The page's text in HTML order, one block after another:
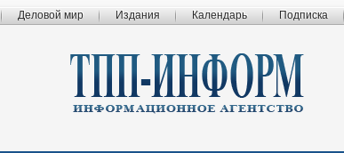
Деловой мир Издания Календарь Подписка